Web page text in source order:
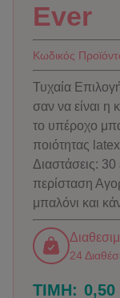
Ever
Κωδικός
Τυχαία
σαν να είναι η
το υπέροχο
ποιότητας
Διαστάσεις: 30
περίσταση
μπαλόνι και
24
ΤΙΜΗ: 0,50